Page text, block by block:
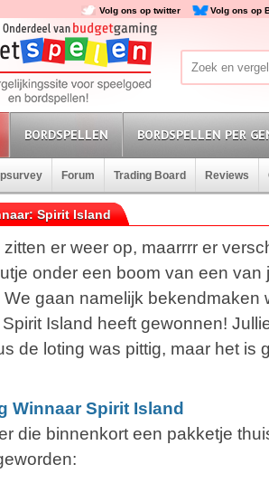
Volg ons op twitter Volg ons op
BORDSPELLEN BORDSPELLEN PER
Forum Trading Board Reviews
Spirit Island
er weer op, maarrrr er
onder een boom van een van
gaan namelijk bekendmaken
Island heeft gewonnen!
de loting was pittig, maar het is
Winnaar Spirit Island
die binnenkort een pakketje